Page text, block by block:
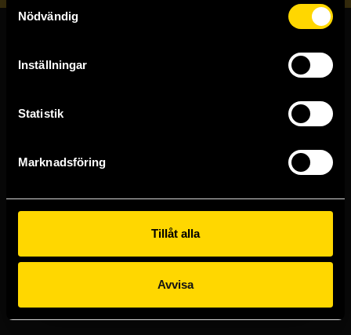
Nödvändig
Inställningar
Statistik
Marknadsföring
Tillåt alla
Avvisa
Butiker & kundtjänst
Västerlånggatan 48
Göteborgsbutiken
Kungsgatan 19
Malmöbutiken
582 19 Linköping